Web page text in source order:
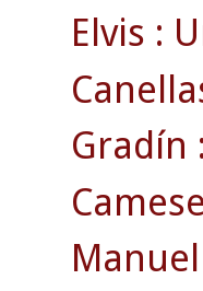
Elvis :
Gradín